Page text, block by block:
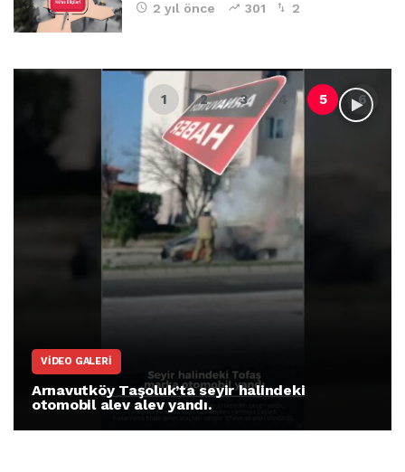
2 yıl önce 301 2
VIDEO GALERI
Arnavutköy Taşoluk’ta seyir halindeki
otomobil alev alev yandı.